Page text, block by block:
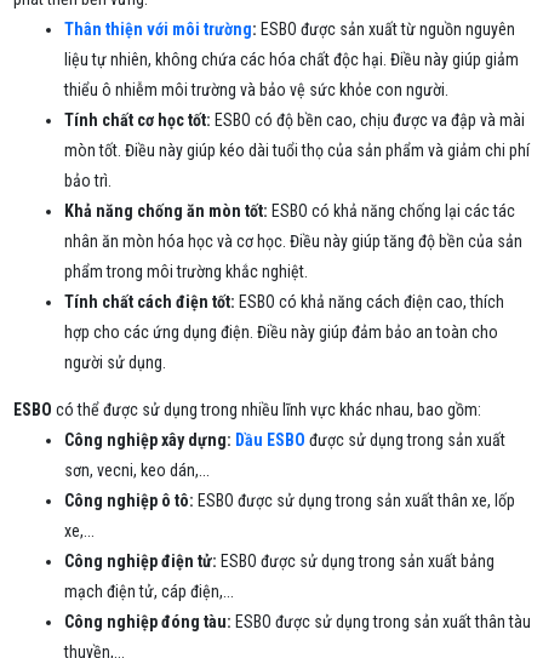
Thân thiện với môi trường: ESBO được sản xuất từ nguồn nguyên
liệu tự nhiên, không chứa các hóa chất độc hại. Điều này giúp giảm
thiểu ô nhiễm môi trường và bảo vệ sức khỏe con người.
Tính chất cơ học tốt: ESBO có độ bền cao, chịu được va đập và mài
mòn tốt. Điều này giúp kéo dài tuổi thọ của sản phẩm và giảm chi phí
bảo trì.
Khả năng chống ăn mòn tốt: ESBO có khả năng chống lại các tác
nhân ăn mòn hóa học và cơ học. Điều này giúp tăng độ bền của sản
phẩm trong môi trường khắc nghiệt.
Tính chất cách điện tốt: ESBO có khả năng cách điện cao, thích
hợp cho các ứng dụng điện. Điều này giúp đảm bảo an toàn cho
người sử dụng.
ESBO có thể được sử dụng trong nhiều lĩnh vực khác nhau, bao gồm:
Công nghiệp xây dựng: Dầu ESBO được sử dụng trong sản xuất
sơn, vecni, keo dán,...
Công nghiệp ô tô: ESBO được sử dụng trong sản xuất thân xe, lốp
xe,...
Công nghiệp điện tử: ESBO được sử dụng trong sản xuất bảng
mạch điện tử, cáp điện,...
Công nghiệp đóng tàu: ESBO được sử dụng trong sản xuất thân tàu
thuyền,...